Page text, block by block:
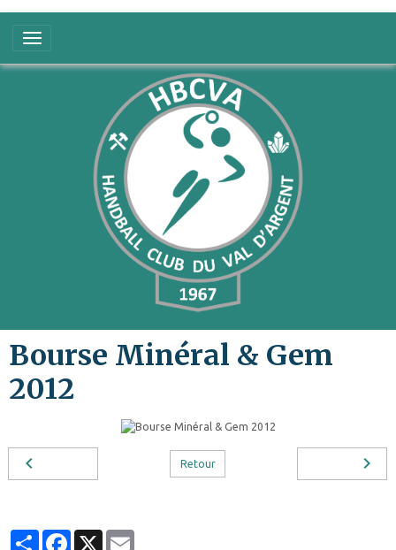
Bourse Minéral & Gem
2012
Retour
PartagerFacebook
X